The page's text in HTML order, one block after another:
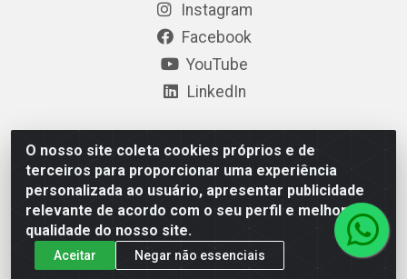
O nosso site coleta cookies próprios e de
terceiros para proporcionar uma experiência
personalizada ao usuário, apresentar publicidade
relevante de acordo com o seu perfil e melhorar a
qualidade do nosso site.
Aceitar
Negar não essenciais
Instagram
Facebook
YouTube
LinkedIn
Polimold Industrial Ltda - Estrada dos Casa, 4585 – São
Bernardo do Campo / SP – CEP: 09.840-000 - CNPJ
44.106.466/0001-41